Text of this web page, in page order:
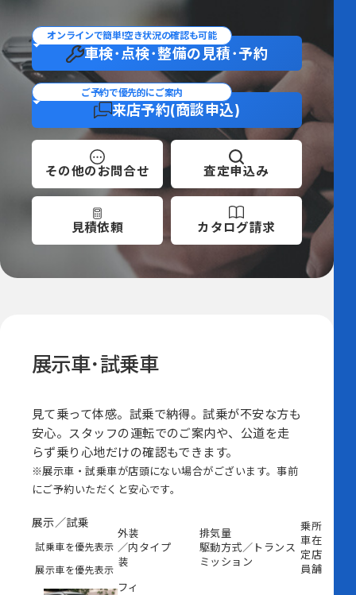
オンラインで簡単!空き状況の確認も可能
車検･点検･整備の 見積･予約
ご予約で優先的にご案内
来店予約(商談申込)
その他の お問合せ 査定申込み
見積依頼 カタログ請求
展示車･試乗車
見て乗って体感。試乗で納得。試乗が不安な方も
安心。スタッフの運転でのご案内や、公道を走
らず乗り心地だけの確認もできます。
※展示車・試乗車が店頭にない場合がございます。事前
にご予約いただくと安心です。
展示／試乗
試乗車を優先表示
展示車を優先表示
外装
／内
装
タイプ
排気量
駆動方式／トランス
ミッション
乗
車
定
員
所
在
店
舗
フィ